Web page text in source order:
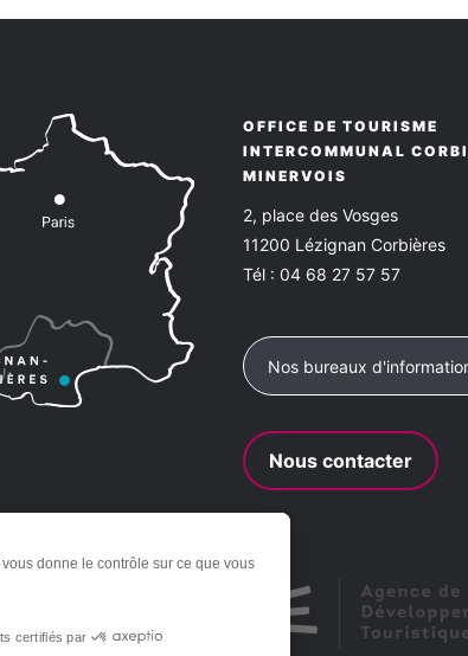
donne le contrôle sur ce que vous
certifiés par
OFFICE DE TOURISME
INTERCOMMUNAL
MINERVOIS
2, place des Vosges
11200 Lézignan Corbières
Tél : 04 68 27 57 57
Nos bureaux
Nous contacter